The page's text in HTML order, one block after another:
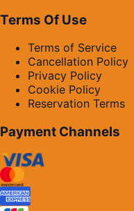
Terms Of Use
Terms of Service
Cancellation Policy
Privacy Policy
Cookie Policy
Reservation Terms
Payment Channels